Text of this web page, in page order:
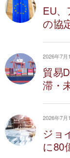
EU
の協
2026年7月
貿易
滞・
2026年7月
ジョ
に80